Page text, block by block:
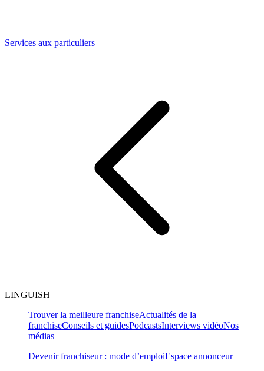
Services aux particuliers
LINGUISH
Trouver la meilleure franchiseActualités de la
franchiseConseils et guidesPodcastsInterviews vidéoNos
médias
Devenir franchiseur : mode d’emploiEspace annonceur